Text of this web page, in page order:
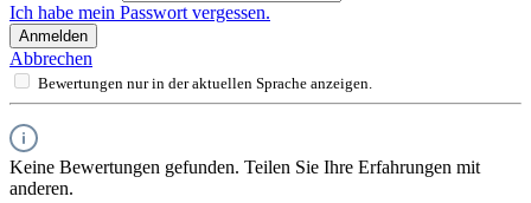
Ich habe mein Passwort vergessen.
Anmelden
Abbrechen
Bewertungen nur in der aktuellen Sprache anzeigen.
Keine Bewertungen gefunden. Teilen Sie Ihre Erfahrungen mit
anderen.